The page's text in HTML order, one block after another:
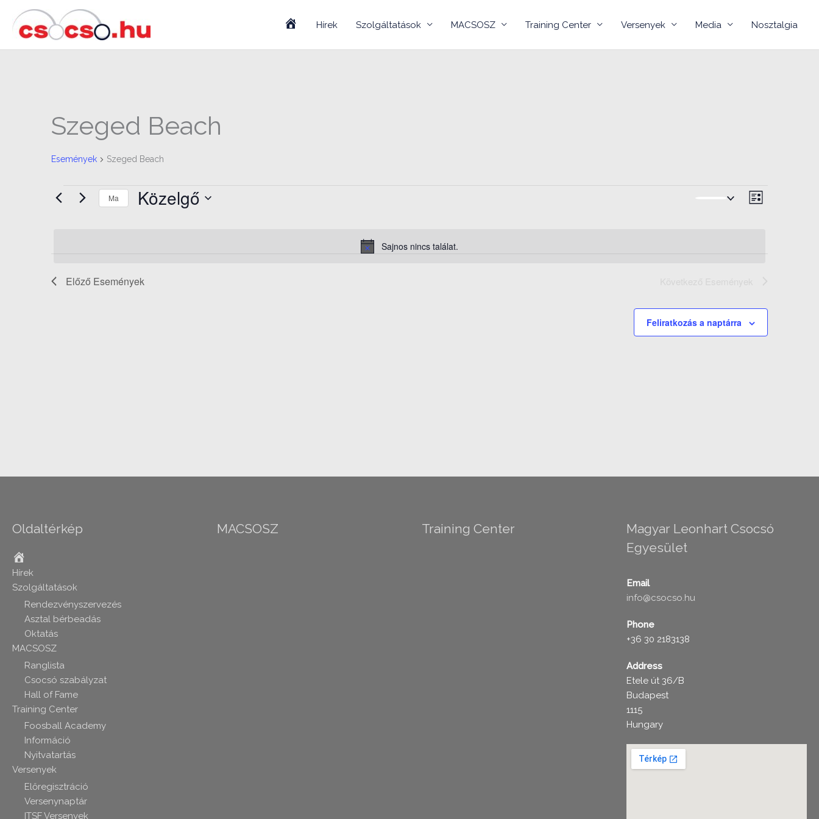
content
Hírek Szolgáltatások MACSOSZ Training Center Versenyek Media Nosztalgia
Szeged Beach
Események Szeged Beach
Események
Notice
Sajnos nincs találat.
Navigációs
nézetek
Esemény
nézet
Lista
Ma Közelgő
Előző Események
Feliratkozás a naptárra
Oldaltérkép
Hírek
Szolgáltatások
Rendezvényszervezés
Asztal bérbeadás
Oktatás
MACSOSZ
Ranglista
Csocsó szabályzat
Hall of Fame
Training Center
Foosball Academy
Információ
Nyitvatartás
Versenyek
Előregisztráció
Versenynaptár
ITSF Versenyek
MACSOSZ Training Center
Magyar Leonhart Csocsó
Egyesület
Email
info@csocso.hu
Phone
+36 30 2183138
Address
Etele út 36/B
Budapest
1115
Hungary